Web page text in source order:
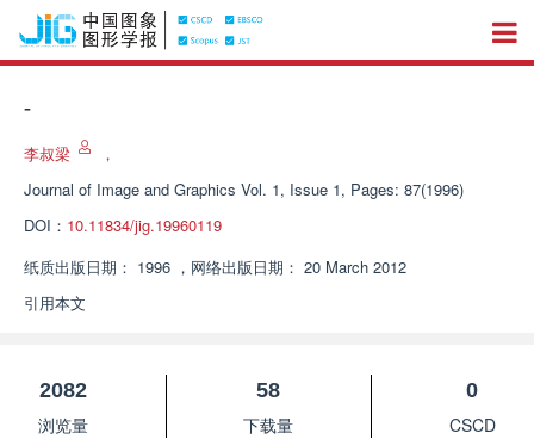
-
李叔梁
，
Journal of Image and Graphics Vol. 1, Issue 1, Pages: 87(1996)
DOI： 10.11834/jig.19960119
纸质出版日期： 1996 ， 网络出版日期： 20 March 2012
引用本文
2082
浏览量
58
下载量
0
CSCD